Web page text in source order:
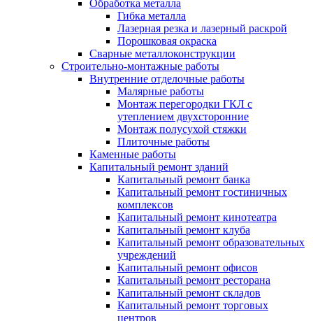
Обработка металла
Гибка металла
Лазерная резка и лазерный раскрой
Порошковая окраска
Сварные металлоконструкции
Строительно-монтажные работы
Внутренние отделочные работы
Малярные работы
Монтаж перегородки ГКЛ с
утеплением двухсторонние
Монтаж полусухой стяжки
Плиточные работы
Каменные работы
Капитальный ремонт зданий
Капитальный ремонт банка
Капитальный ремонт гостиничных
комплексов
Капитальный ремонт кинотеатра
Капитальный ремонт клуба
Капитальный ремонт образовательных
учреждений
Капитальный ремонт офисов
Капитальный ремонт ресторана
Капитальный ремонт складов
Капитальный ремонт торговых
центров